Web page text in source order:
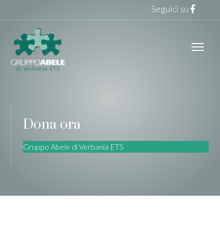
Seguici su
Dona ora
Gruppo Abele di Verbania ETS